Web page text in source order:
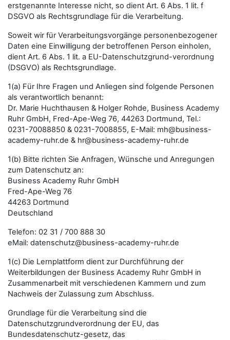
erstgenannte Interesse nicht, so dient Art. 6 Abs. 1 lit. f
DSGVO als Rechtsgrundlage für die Verarbeitung.
Soweit wir für Verarbeitungsvorgänge personenbezogener
Daten eine Einwilligung der betroffenen Person einholen,
dient Art. 6 Abs. 1 lit. a EU-Datenschutzgrund-verordnung
(DSGVO) als Rechtsgrundlage.
1(a) Für Ihre Fragen und Anliegen sind folgende Personen
als verantwortlich benannt:
Dr. Marie Huchthausen & Holger Rohde, Business Academy
Ruhr GmbH, Fred-Ape-Weg 76, 44263 Dortmund, Tel.:
0231-70088850 & 0231-7008855, E-Mail: mh@business-
academy-ruhr.de & hr@business-academy-ruhr.de
1(b) Bitte richten Sie Anfragen, Wünsche und Anregungen
zum Datenschutz an:
Business Academy Ruhr GmbH
Fred-Ape-Weg 76
44263 Dortmund
Deutschland
Telefon: 02 31 / 700 888 30
eMail: datenschutz@business-academy-ruhr.de
1(c) Die Lernplattform dient zur Durchführung der
Weiterbildungen der Business Academy Ruhr GmbH in
Zusammenarbeit mit verschiedenen Kammern und zum
Nachweis der Zulassung zum Abschluss.
Grundlage für die Verarbeitung sind die
Datenschutzgrundverordnung der EU, das
Bundesdatenschutz-gesetz, das